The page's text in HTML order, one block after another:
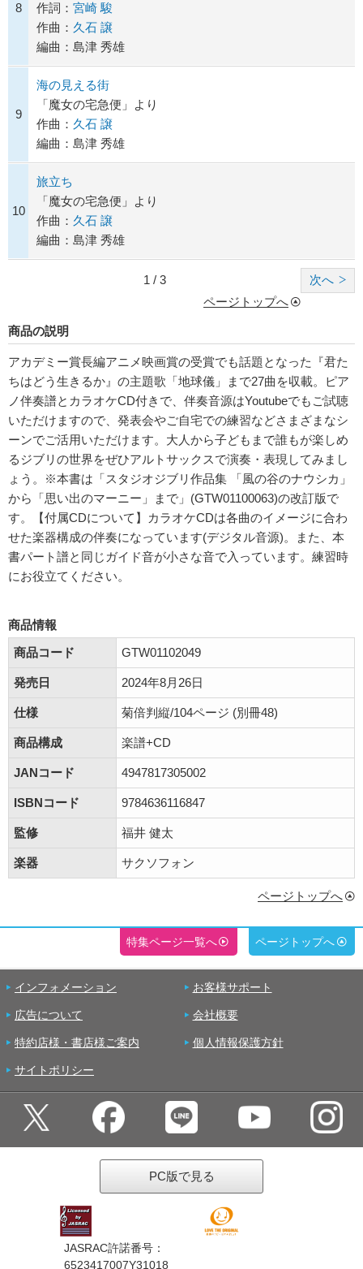
8
作詞： 宮崎 駿
作曲： 久石 譲
編曲：島津 秀雄
9
海の見える街
「魔女の宅急便」より
作曲： 久石 譲
編曲：島津 秀雄
10
旅立ち
「魔女の宅急便」より
作曲： 久石 譲
編曲：島津 秀雄
次へ
1 / 3
ページトップへ
商品の説明
アカデミー賞長編アニメ映画賞の受賞でも話題となった『君た
ちはどう生きるか』の主題歌「地球儀」まで27曲を収載。ピア
ノ伴奏譜とカラオケCD付きで、伴奏音源はYoutubeでもご試聴
いただけますので、発表会やご自宅での練習などさまざまなシ
ーンでご活用いただけます。大人から子どもまで誰もが楽しめ
るジブリの世界をぜひアルトサックスで演奏・表現してみまし
ょう。※本書は「スタジオジブリ作品集 「風の谷のナウシカ」
から「思い出のマーニー」まで」(GTW01100063)の改訂版で
す。【付属CDについて】カラオケCDは各曲のイメージに合わ
せた楽器構成の伴奏になっています(デジタル音源)。また、本
書パート譜と同じガイド音が小さな音で入っています。練習時
にお役立てください。
商品情報
商品コード
GTW01102049
発売日 2024年8月26日
仕様 菊倍判縦/104ページ (別冊48)
商品構成 楽譜+CD
JANコード 4947817305002
ISBNコード 9784636116847
監修 福井 健太
楽器 サクソフォン
ページトップへ
特集ページ一覧へ ページトップへ
インフォメーション お客様サポート
広告について 会社概要
特約店様・書店様ご案内 個人情報保護方針
サイトポリシー
PC版で見る
JASRAC許諾番号：
6523417007Y31018